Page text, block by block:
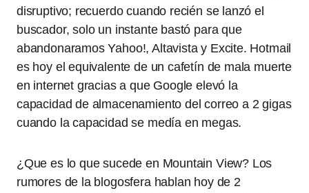
disruptivo; recuerdo cuando recién se lanzó el
buscador, solo un instante bastó para que
abandonaramos Yahoo!, Altavista y Excite. Hotmail
es hoy el equivalente de un cafetín de mala muerte
en internet gracias a que Google elevó la
capacidad de almacenamiento del correo a 2 gigas
cuando la capacidad se medía en megas.
¿Que es lo que sucede en Mountain View? Los
rumores de la blogosfera hablan hoy de 2